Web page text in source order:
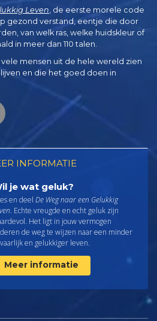
Leven, de eerste morele code
gezond verstand, eentje die door
van welk ras, welke huidskleur of
in meer dan 110 talen.
vele mensen uit de hele wereld zien
en die het goed doen in
INFORMATIE
je wat geluk?
en deel De Weg naar een Gelukkig
. Echte vreugde en echt geluk zijn
Het ligt in jouw vermogen
de weg te wijzen naar een minder
en gelukkiger leven.
Meer informatie